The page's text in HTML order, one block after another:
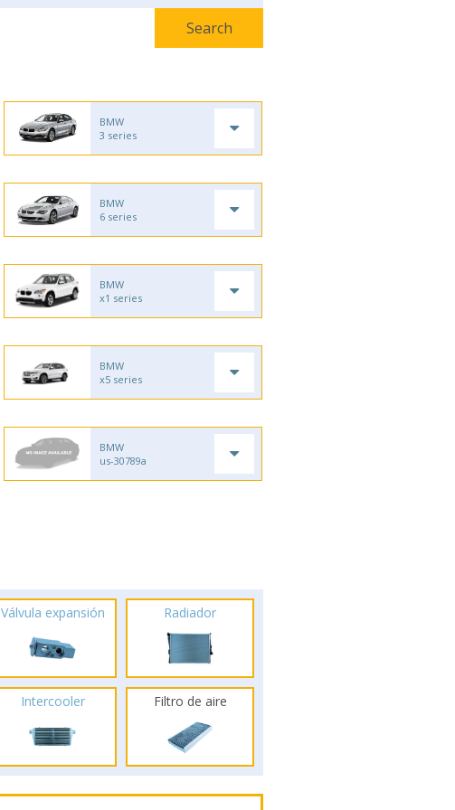
BMW
3 series
BMW
6 series
BMW
x1 series
BMW
x5 series
BMW
us-30789a
Válvula expansión Radiador
Intercooler Filtro de aire